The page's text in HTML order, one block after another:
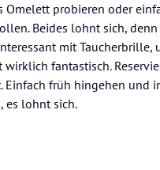
Sehenswürdigkeiten oder
sein
Omelett probieren oder
Beides lohnt sich, denn
mit Taucherbrille,
wirklich fantastisch.
Einfach früh hingehen und
es lohnt sich.